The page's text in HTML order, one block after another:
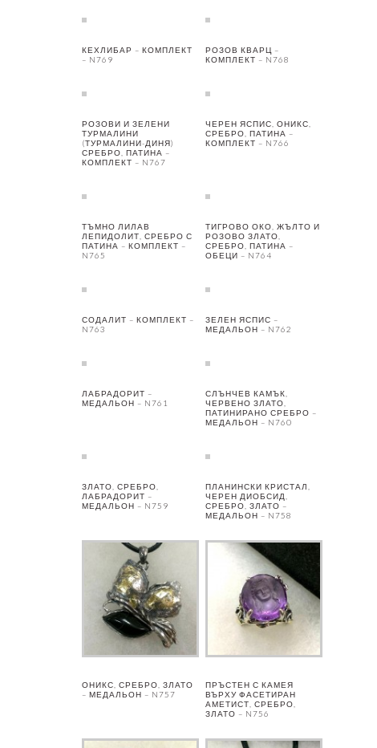
КЕХЛИБАР – КОМПЛЕКТ
– N769
РОЗОВ КВАРЦ –
КОМПЛЕКТ – N768
РОЗОВИ И ЗЕЛЕНИ
ТУРМАЛИНИ
(ТУРМАЛИНИ-ДИНЯ)
СРЕБРО, ПАТИНА –
КОМПЛЕКТ – N767
ЧЕРЕН ЯСПИС, ОНИКС,
СРЕБРО, ПАТИНА –
КОМПЛЕКТ – N766
ТЪМНО ЛИЛАВ
ЛЕПИДОЛИТ, СРЕБРО С
ПАТИНА – КОМПЛЕКТ –
N765
ТИГРОВО ОКО, ЖЪЛТО И
РОЗОВО ЗЛАТО,
СРЕБРО, ПАТИНА –
ОБЕЦИ – N764
СОДАЛИТ – КОМПЛЕКТ –
N763
ЗЕЛЕН ЯСПИС –
МЕДАЛЬОН – N762
ЛАБРАДОРИТ –
МЕДАЛЬОН – N761
СЛЪНЧЕВ КАМЪК,
ЧЕРВЕНО ЗЛАТО,
ПАТИНИРАНО СРЕБРО –
МЕДАЛЬОН – N760
ЗЛАТО, СРЕБРО,
ЛАБРАДОРИТ –
МЕДАЛЬОН – N759
ПЛАНИНСКИ КРИСТАЛ,
ЧЕРЕН ДИОБСИД,
СРЕБРО, ЗЛАТО –
МЕДАЛЬОН – N758
ОНИКС, СРЕБРО, ЗЛАТО
– МЕДАЛЬОН – N757
ПРЪСТЕН С КАМЕЯ
ВЪРХУ ФАСЕТИРАН
АМЕТИСТ, СРЕБРО,
ЗЛАТО – N756